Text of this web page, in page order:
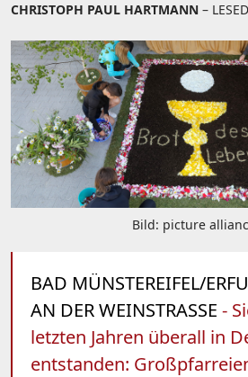
CHRISTOPH PAUL HARTMANN –
Bild: picture
BAD MÜNSTEREIFEL/
AN DER WEINSTRASSE -
letzten Jahren überall in
entstanden: